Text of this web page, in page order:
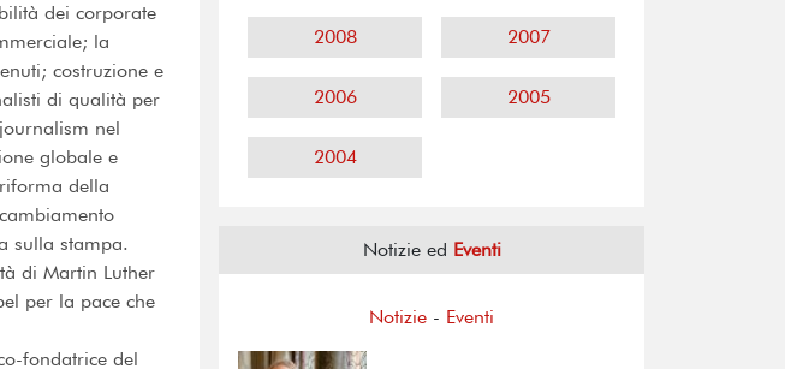
dei corporate
la
costruzione e
di qualità per
nel
globale e
della
sulla stampa.
di Martin Luther
per la pace che
fondatrice del
2008 2007
2006 2005
2004
Notizie ed Eventi
Notizie - Eventi